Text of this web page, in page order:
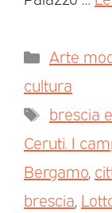
Arte
cultura
brescia
Ceruti. I
Bergamo,
brescia,